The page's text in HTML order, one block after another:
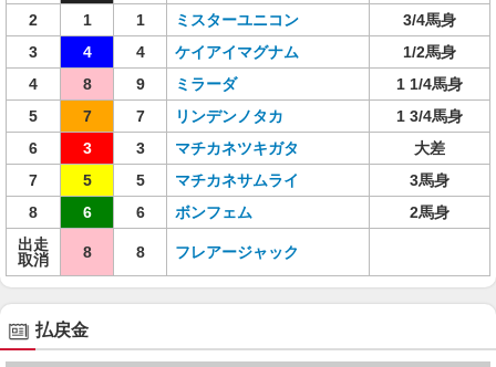
2
1 1 ミスターユニコン
3/4馬身
3
4 4 ケイアイマグナム
1/2馬身
4
8 9 ミラーダ
1 1/4馬身
5
7 7 リンデンノタカ
1 3/4馬身
6
3 3 マチカネツキガタ
大差
7
5 5 マチカネサムライ
3馬身
8
6 6 ボンフェム
2馬身
出走
取消
8 8 フレアージャック
払戻金